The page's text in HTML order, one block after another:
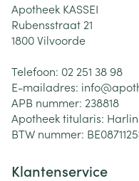
Apotheek KASSEI
Rubensstraat 21
1800Vilvoorde
Telefoon: 02 251 38 98
E-mailadres: info@
APB nummer: 238818
Apotheek titularis:
BTW nummer:
Klantenservice